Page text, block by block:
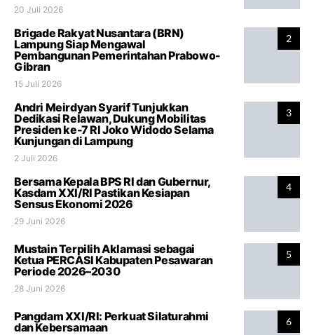
20 Juli 2026
2
Brigade Rakyat Nusantara (BRN)
Lampung Siap Mengawal
Pembangunan Pemerintahan Prabowo-
Gibran
15 Juli 2026
3
Andri Meirdyan Syarif Tunjukkan
Dedikasi Relawan, Dukung Mobilitas
Presiden ke-7 RI Joko Widodo Selama
Kunjungan di Lampung
2 Juli 2026
4
Bersama Kepala BPS RI dan Gubernur,
Kasdam XXI/RI Pastikan Kesiapan
Sensus Ekonomi 2026
29 Juni 2026
5
Mustain Terpilih Aklamasi sebagai
Ketua PERCASI Kabupaten Pesawaran
Periode 2026–2030
28 Juni 2026
6
Pangdam XXI/RI: Perkuat Silaturahmi
dan Kebersamaan